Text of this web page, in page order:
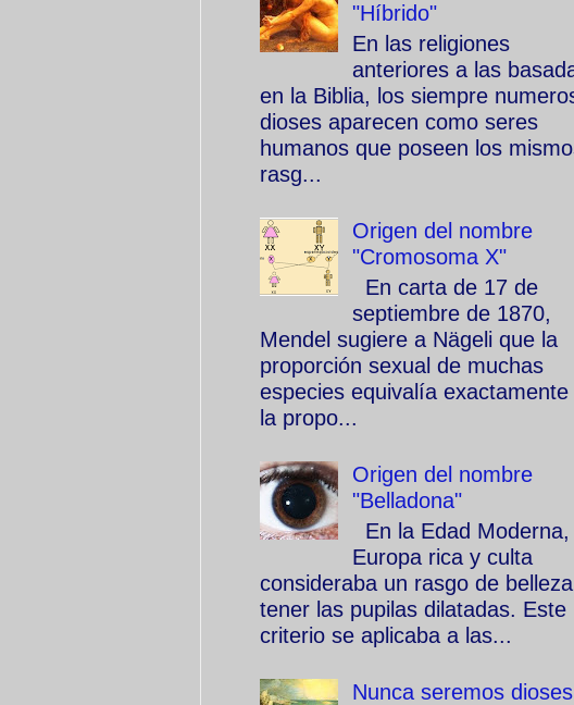
"Híbrido"
En las religiones
anteriores a las
en la Biblia, los siempre
dioses aparecen como seres
humanos que poseen los
rasg...
Origen del nombre
"Cromosoma X"
En carta de 17 de
septiembre de 1870,
Mendel sugiere a Nägeli que la
proporción sexual de muchas
especies equivalía exactamente
la propo...
Origen del nombre
"Belladona"
En la Edad Moderna,
Europa rica y culta
consideraba un rasgo de
tener las pupilas dilatadas. Este
criterio se aplicaba a las...
Nunca seremos dioses